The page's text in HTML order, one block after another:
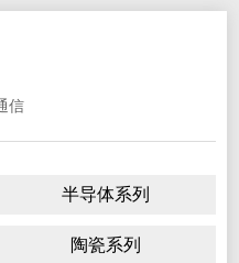
信
半导体系列
陶瓷系列